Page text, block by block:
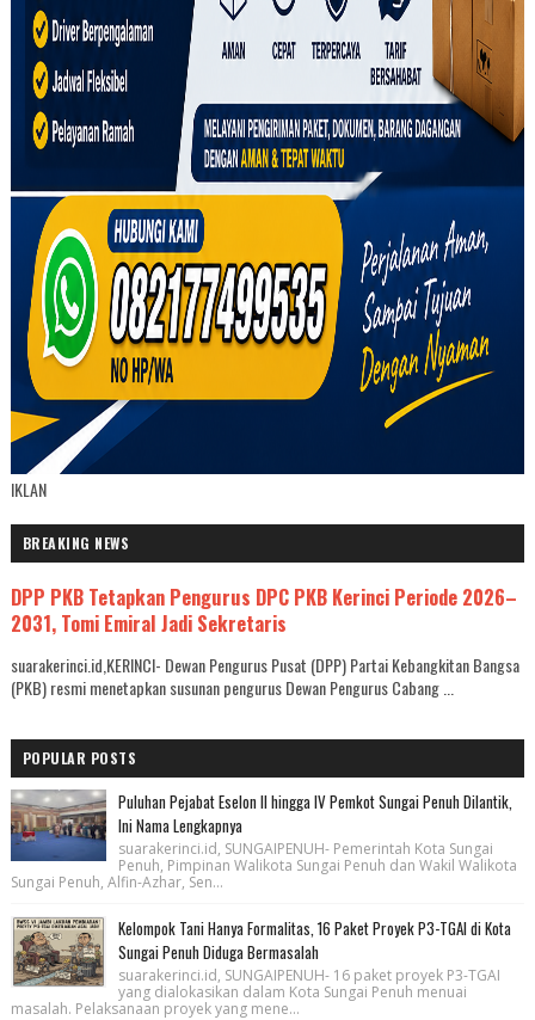
IKLAN
BREAKING NEWS
DPP PKB Tetapkan Pengurus DPC PKB Kerinci Periode 2026–
2031, Tomi Emiral Jadi Sekretaris
suarakerinci.id,KERINCI- Dewan Pengurus Pusat (DPP) Partai Kebangkitan Bangsa
(PKB) resmi menetapkan susunan pengurus Dewan Pengurus Cabang ...
POPULAR POSTS
Puluhan Pejabat Eselon II hingga IV Pemkot Sungai Penuh Dilantik,
Ini Nama Lengkapnya
suarakerinci.id, SUNGAIPENUH- Pemerintah Kota Sungai
Penuh, Pimpinan Walikota Sungai Penuh dan Wakil Walikota
Sungai Penuh, Alfin-Azhar, Sen...
Kelompok Tani Hanya Formalitas, 16 Paket Proyek P3-TGAI di Kota
Sungai Penuh Diduga Bermasalah
suarakerinci.id, SUNGAIPENUH- 16 paket proyek P3-TGAI
yang dialokasikan dalam Kota Sungai Penuh menuai
masalah. Pelaksanaan proyek yang mene...